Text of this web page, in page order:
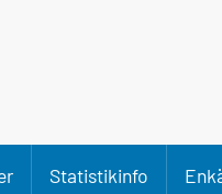
Statistikinfo